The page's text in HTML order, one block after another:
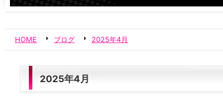
HOME ブログ 2025年4月
2025年4月